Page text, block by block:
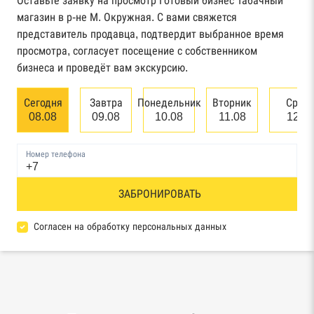
Картотека арбитражных дел Высшего
арбитражного суда
банкротстве юридических лиц
Единый федеральный реестр сведений о
банкротстве физических лиц
Реестр товарных знаков и знаков обслуживания
База исполнительного производства
магазин в р-не М. Окружная. С вами свяжется
представитель продавца, подтвердит выбранное время
просмотра, согласует посещение с собственником
бизнеса и проведёт вам экскурсию.
Сегодня
08.08
Завтра
09.08
Понедельник
10.08
Вторник
11.08
12.08
Номер телефона
ЗАБРОНИРОВАТЬ
Согласен на обработку персональных данных